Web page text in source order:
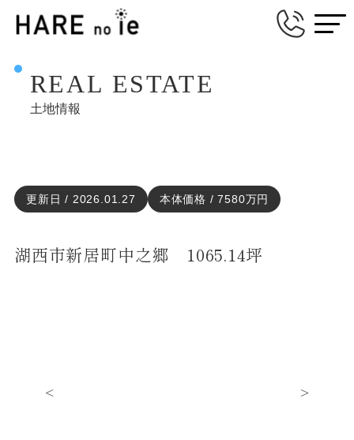
REAL ESTATE
土地情報
更新日 / 2026.01.27 本体価格 / 7580万円
湖西市新居町中之郷 1065.14坪